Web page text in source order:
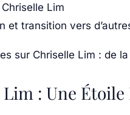
Chriselle Lim
et transition vers
sur Chriselle Lim : de
: Une